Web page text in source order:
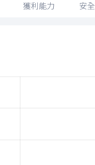
獲利能力 安